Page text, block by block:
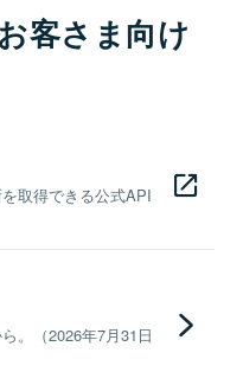
客さま向け
取得できる公式API
。（2026年7月31日